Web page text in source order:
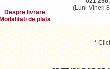
Despre livrare
Modalitati de plata
(Luni-Vineri
*